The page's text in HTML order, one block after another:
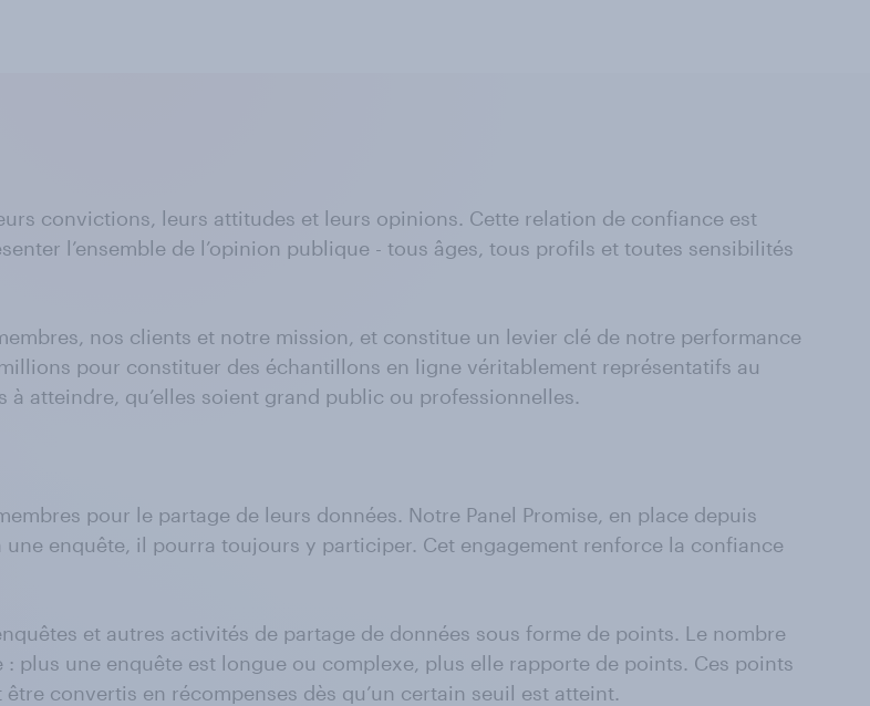
convictions, leurs attitudes et leurs opinions. Cette relation de confiance est
l’ensemble de l’opinion publique - tous âges, tous profils et toutes sensibilités
nos clients et notre mission, et constitue un levier clé de notre performance
pour constituer des échantillons en ligne véritablement représentatifs au
atteindre, qu’elles soient grand public ou professionnelles.
pour le partage de leurs données. Notre Panel Promise, en place depuis
enquête, il pourra toujours y participer. Cet engagement renforce la confiance
et autres activités de partage de données sous forme de points. Le nombre
plus une enquête est longue ou complexe, plus elle rapporte de points. Ces points
convertis en récompenses dès qu’un certain seuil est atteint.